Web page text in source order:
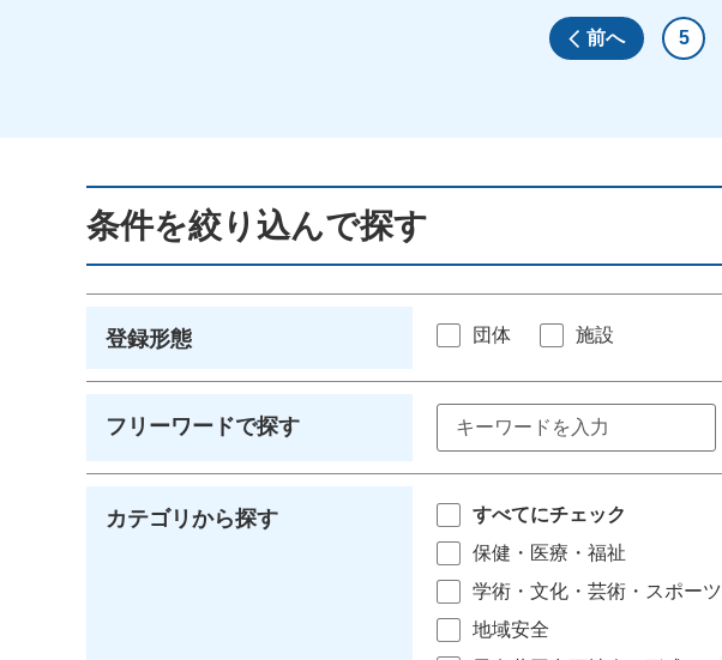
前へ 5
条件を絞り込んで探す
登録形態 団体 施設
フリーワードで探す
カテゴリから探す
すべてにチェック
保健・医療・福祉
学術・文化・芸術・スポーツ
地域安全